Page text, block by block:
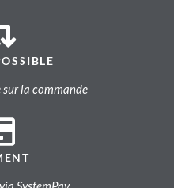
sur la commande